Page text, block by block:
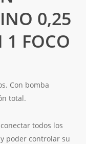
0,25
1 FOCO
Con bomba
total.
todos los
poder controlar su